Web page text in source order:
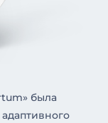
была